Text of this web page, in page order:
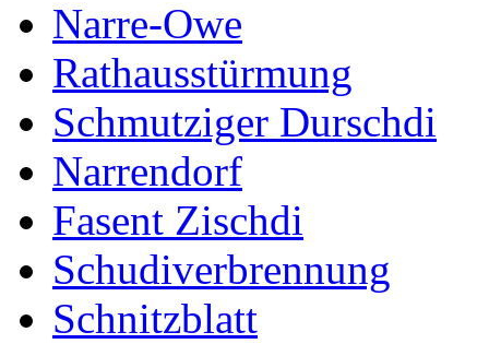
Narre-Owe
Rathausstürmung
Schmutziger Durschdi
Narrendorf
Fasent Zischdi
Schudiverbrennung
Schnitzblatt